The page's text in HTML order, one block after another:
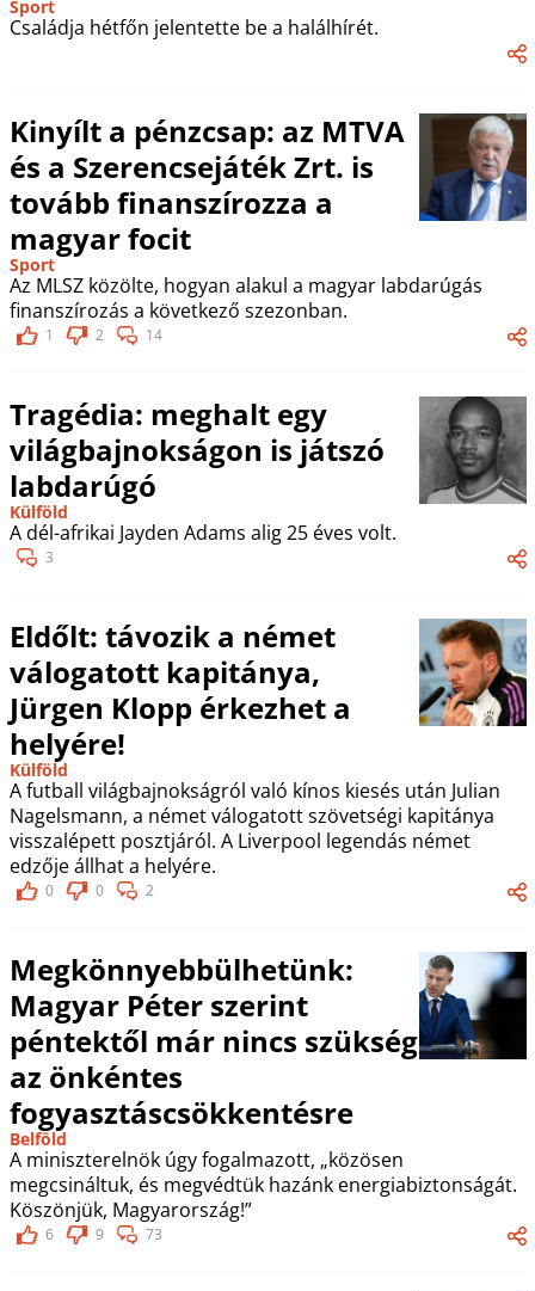
Sport
Családja hétfőn jelentette be a halálhírét.
Kinyílt a pénzcsap: az MTVA
és a Szerencsejáték Zrt. is
tovább finanszírozza a
magyar focit
Sport
Az MLSZ közölte, hogyan alakul a magyar labdarúgás
finanszírozás a következő szezonban.
1 2 14
Tragédia: meghalt egy
világbajnokságon is játszó
labdarúgó
Külföld
A dél-afrikai Jayden Adams alig 25 éves volt.
3
Eldőlt: távozik a német
válogatott kapitánya,
Jürgen Klopp érkezhet a
helyére!
Külföld
A futball világbajnokságról való kínos kiesés után Julian
Nagelsmann, a német válogatott szövetségi kapitánya
visszalépett posztjáról. A Liverpool legendás német
edzője állhat a helyére.
0 0 2
Megkönnyebbülhetünk:
Magyar Péter szerint
péntektől már nincs szükség
az önkéntes
fogyasztáscsökkentésre
Belföld
A miniszterelnök úgy fogalmazott, „közösen
megcsináltuk, és megvédtük hazánk energiabiztonságát.
Köszönjük, Magyarország!”
6 9 73